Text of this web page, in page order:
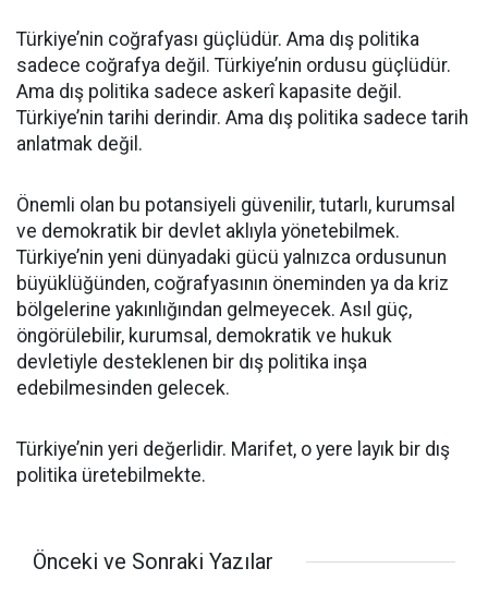
Türkiye’nin coğrafyası güçlüdür. Ama dış politika
sadece coğrafya değil. Türkiye’nin ordusu güçlüdür.
Ama dış politika sadece askerî kapasite değil.
Türkiye’nin tarihi derindir. Ama dış politika sadece tarih
anlatmak değil.
Önemli olan bu potansiyeli güvenilir, tutarlı, kurumsal
ve demokratik bir devlet aklıyla yönetebilmek.
Türkiye’nin yeni dünyadaki gücü yalnızca ordusunun
büyüklüğünden, coğrafyasının öneminden ya da kriz
bölgelerine yakınlığından gelmeyecek. Asıl güç,
öngörülebilir, kurumsal, demokratik ve hukuk
devletiyle desteklenen bir dış politika inşa
edebilmesinden gelecek.
Türkiye’nin yeri değerlidir. Marifet, o yere layık bir dış
politika üretebilmekte.
Önceki ve Sonraki Yazılar